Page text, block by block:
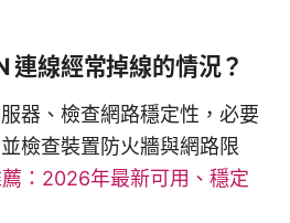
連線經常掉線的情況？
器、檢查網路穩定性，必要
檢查裝置防火牆與網路限
：2026年最新可用、穩定